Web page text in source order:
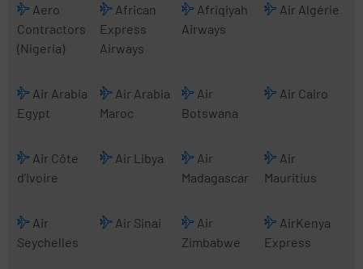
Aero
Contractors
(Nigeria)
African
Express
Airways
Afriqiyah
Airways
Air Algérie
Air Arabia
Egypt
Air Arabia
Maroc
Air
Botswana
Air Cairo
Air Côte
d’Ivoire
Air Libya
Air
Madagascar
Air
Mauritius
Air
Seychelles
Air Sinai
Air
Zimbabwe
AirKenya
Express